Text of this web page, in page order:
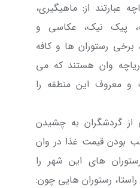
عبارتند از: ماهیگیری،
پیک نیک، عکاسی و
برخی رستوران ها و کافه
وان هستند که می
و معروف این منطقه را
از گردشگران به چشیدن
بودنقیمت غذا در وان
های این شهر را
رستوران هایی چون: